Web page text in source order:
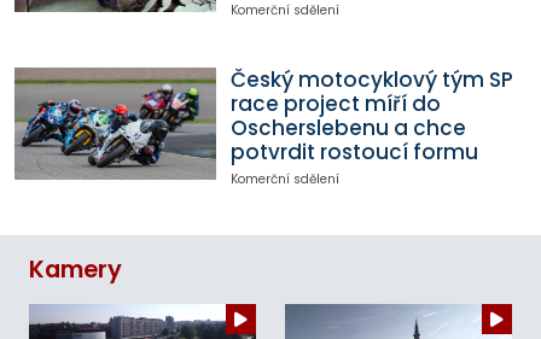
Komerční sdělení
Český motocyklový tým SP
race project míří do
Oscherslebenu a chce
potvrdit rostoucí formu
Komerční sdělení
Kamery